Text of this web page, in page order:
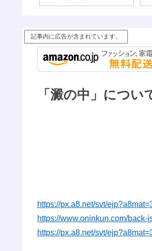
記事内に広告が含まれています。
「澱の中」につい
https://px.a8.net/svt/
https://www.oninkun.com/back-
https://px.a8.net/svt/